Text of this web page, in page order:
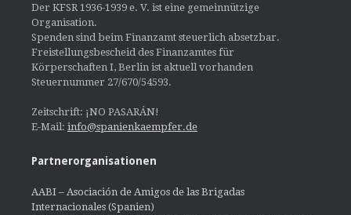
Der KFSR 1936-1939 e. V. ist eine gemeinnützige
Organisation.
Spenden sind beim Finanzamt steuerlich absetzbar.
Freistellungsbescheid des Finanzamtes für
Körperschaften I, Berlin ist aktuell vorhanden
Steuernummer 27/670/54593.
Zeitschrift: ¡NO PASARÁN!
E-Mail: info@spanienkaempfer.de
Partnerorganisationen
AABI – Asociación de Amigos de las Brigadas
Internacionales (Spanien)